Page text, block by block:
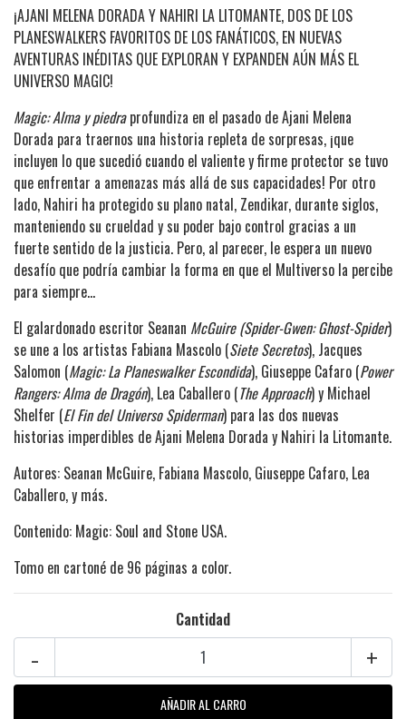
¡AJANI MELENA DORADA Y NAHIRI LA LITOMANTE, DOS DE LOS
PLANESWALKERS FAVORITOS DE LOS FANÁTICOS, EN NUEVAS
AVENTURAS INÉDITAS QUE EXPLORAN Y EXPANDEN AÚN MÁS EL
UNIVERSO MAGIC!
Magic: Alma y piedraprofundiza en el pasado de Ajani Melena
Dorada para traernos una historia repleta de sorpresas, ¡que
incluyen lo que sucedió cuando el valiente y firme protector se tuvo
que enfrentar a amenazas más allá de sus capacidades! Por otro
lado, Nahiri ha protegido su plano natal, Zendikar, durante siglos,
manteniendo su crueldad y su poder bajo control gracias a un
fuerte sentido de la justicia. Pero, al parecer, le espera un nuevo
desafío que podría cambiar la forma en que el Multiverso la percibe
para siempre…
El galardonado escritor Seanan McGuire (Spider-Gwen: Ghost-Spider)
se une a los artistas Fabiana Mascolo (Siete Secretos), Jacques
Salomon (Magic: La Planeswalker Escondida), Giuseppe Cafaro (Power
Rangers: Alma de Dragón), Lea Caballero (The Approach) y Michael
Shelfer (El Fin del Universo Spiderman) para las dos nuevas
historias imperdibles de Ajani Melena Dorada y Nahiri la Litomante.
Autores: Seanan McGuire, Fabiana Mascolo, Giuseppe Cafaro, Lea
Caballero, y más.
Contenido: Magic: Soul and Stone USA.
Tomo en cartoné de 96 páginas a color.
Cantidad
+
-